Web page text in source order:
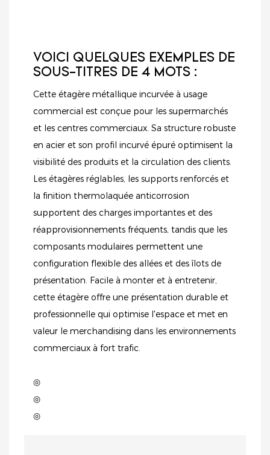
VOICI QUELQUES EXEMPLES DE
SOUS-TITRES DE 4 MOTS :
Cette étagère métallique incurvée à usage
commercial est conçue pour les supermarchés
et les centres commerciaux. Sa structure robuste
en acier et son profil incurvé épuré optimisent la
visibilité des produits et la circulation des clients.
Les étagères réglables, les supports renforcés et
la finition thermolaquée anticorrosion
supportent des charges importantes et des
réapprovisionnements fréquents, tandis que les
composants modulaires permettent une
configuration flexible des allées et des îlots de
présentation. Facile à monter et à entretenir,
cette étagère offre une présentation durable et
professionnelle qui optimise l'espace et met en
valeur le merchandising dans les environnements
commerciaux à fort trafic.
◎
◎
◎